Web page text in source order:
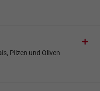
Pilzen und Oliven